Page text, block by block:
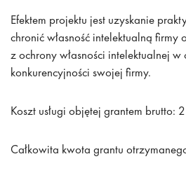
Efektem projektu jest uzyskanie
chronić własność intelektualną firmy
z ochrony własności intelektualnej w
konkurencyjności swojej firmy.
Koszt usługi objętej grantem brutto:
Całkowita kwota grantu